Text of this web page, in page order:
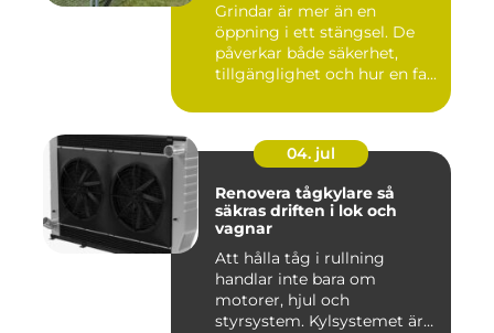
Grindar är mer än en
öppning i ett stängsel. De
påverkar både säkerhet,
tillgänglighet och hur en fa...
04. jul
Renovera tågkylare så
säkras driften i lok och
vagnar
Att hålla tåg i rullning
handlar inte bara om
motorer, hjul och
styrsystem. Kylsystemet är